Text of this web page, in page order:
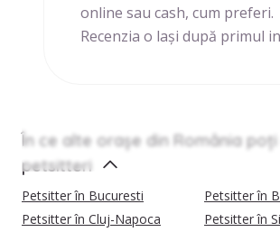
online sau cash, cum preferi.
Recenzia o lași după primul
În ce alte orașe din România poți
petsitteri
Petsitter în Bucuresti
Petsitter în
Petsitter în Cluj-Napoca
Petsitter în